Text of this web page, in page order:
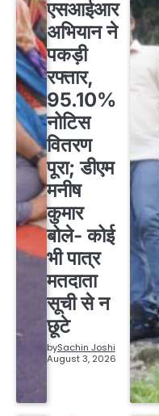
एसआईआर
अभियान ने
पकड़ी
रफ्तार,
95.10%
नोटिस
वितरण
पूरा; डीएम
मनीष
कुमार
बोले- कोई
भी पात्र
मतदाता
सूची से न
छूटे
bySachin Joshi
August 3, 2026